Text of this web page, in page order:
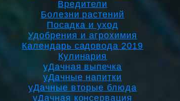
Вредители
Болезни растений
Посадка и уход
Удобрения и агрохимия
Календарь садовода 2019
Кулинария
уДачная выпечка
уДачные напитки
уДачные вторые блюда
уДачная консервация